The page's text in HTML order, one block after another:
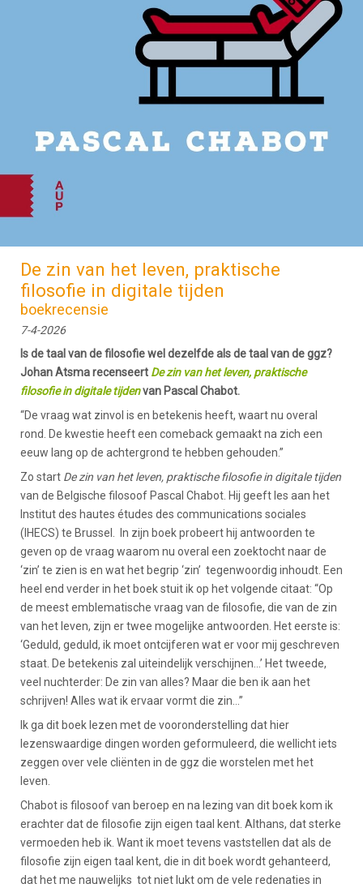
De zin van het leven, praktische
filosofie in digitale tijden
boekrecensie
7-4-2026
Is de taal van de filosofie wel dezelfde als de taal van de ggz?
Johan Atsma recenseert De zin van het leven, praktische
filosofie in digitale tijdenvan Pascal Chabot.
“De vraag wat zinvol is en betekenis heeft, waart nu overal
rond. De kwestie heeft een comeback gemaakt na zich een
eeuw lang op de achtergrond te hebben gehouden.”
Zo start De zin van het leven, praktische filosofie in digitale tijden
van de Belgische filosoof Pascal Chabot. Hij geeft les aan het
Institut des hautes études des communications sociales
(IHECS) te Brussel. In zijn boek probeert hij antwoorden te
geven op de vraag waarom nu overal een zoektocht naar de
‘zin’ te zien is en wat het begrip ‘zin’ tegenwoordig inhoudt. Een
heel end verder in het boek stuit ik op het volgende citaat: “Op
de meest emblematische vraag van de filosofie, die van de zin
van het leven, zijn er twee mogelijke antwoorden. Het eerste is:
‘Geduld, geduld, ik moet ontcijferen wat er voor mij geschreven
staat. De betekenis zal uiteindelijk verschijnen…’ Het tweede,
veel nuchterder: De zin van alles? Maar die ben ik aan het
schrijven! Alles wat ik ervaar vormt die zin…”
Ik ga dit boek lezen met de vooronderstelling dat hier
lezenswaardige dingen worden geformuleerd, die wellicht iets
zeggen over vele cliënten in de ggz die worstelen met het
leven.
Chabot is filosoof van beroep en na lezing van dit boek kom ik
erachter dat de filosofie zijn eigen taal kent. Althans, dat sterke
vermoeden heb ik. Want ik moet tevens vaststellen dat als de
filosofie zijn eigen taal kent, die in dit boek wordt gehanteerd,
dat het me nauwelijks tot niet lukt om de vele redenaties in